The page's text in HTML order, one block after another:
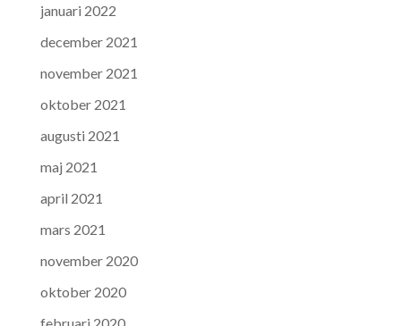
januari 2022
december 2021
november 2021
oktober 2021
augusti 2021
maj 2021
april 2021
mars 2021
november 2020
oktober 2020